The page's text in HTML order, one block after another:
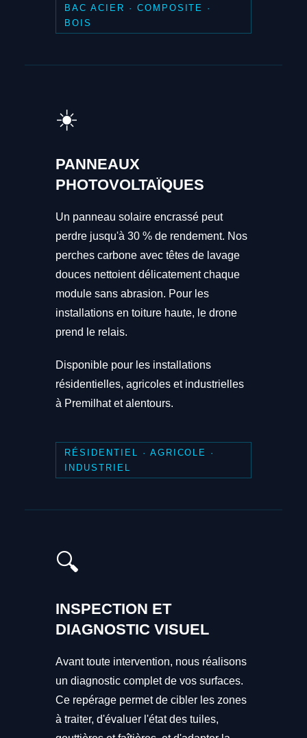
BAC ACIER · COMPOSITE ·
BOIS
☀️
PANNEAUX
PHOTOVOLTAÏQUES
Un panneau solaire encrassé peut
perdre jusqu'à 30 % de rendement. Nos
perches carbone avec têtes de lavage
douces nettoient délicatement chaque
module sans abrasion. Pour les
installations en toiture haute, le drone
prend le relais.
Disponible pour les installations
résidentielles, agricoles et industrielles
à Premilhat et alentours.
RÉSIDENTIEL · AGRICOLE ·
INDUSTRIEL
🔍
INSPECTION ET
DIAGNOSTIC VISUEL
Avant toute intervention, nous réalisons
un diagnostic complet de vos surfaces.
Ce repérage permet de cibler les zones
à traiter, d'évaluer l'état des tuiles,